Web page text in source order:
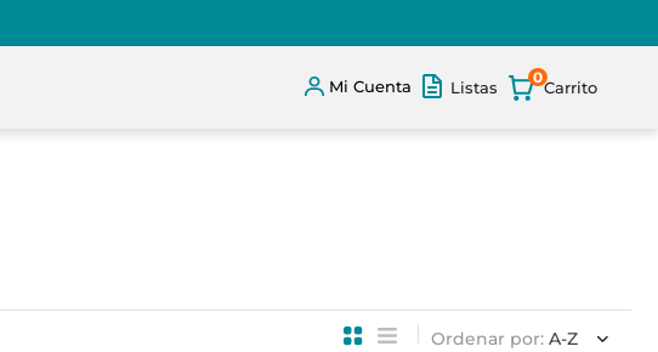
Mi Cuenta Listas
0
Ordenar por A-Z